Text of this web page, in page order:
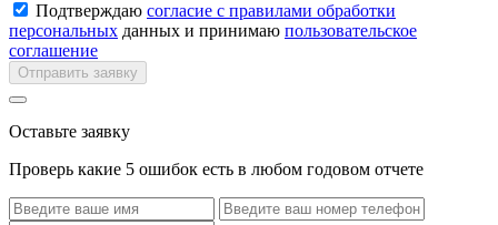
Подтверждаю согласие с правилами обработки
персональных данных и принимаю пользовательское
соглашение
Отправить заявку
Оставьте заявку
Проверь какие 5 ошибок есть в любом годовом отчете